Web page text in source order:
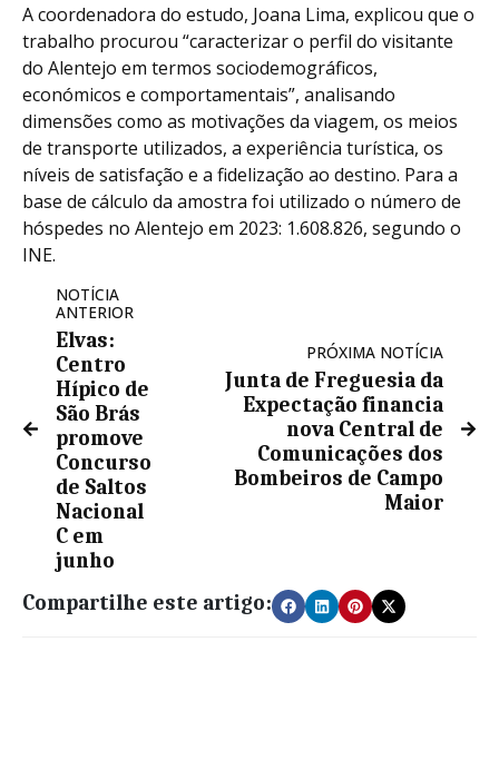
A coordenadora do estudo, Joana Lima, explicou que o
trabalho procurou “caracterizar o perfil do visitante
do Alentejo em termos sociodemográficos,
económicos e comportamentais”, analisando
dimensões como as motivações da viagem, os meios
de transporte utilizados, a experiência turística, os
níveis de satisfação e a fidelização ao destino. Para a
base de cálculo da amostra foi utilizado o número de
hóspedes no Alentejo em 2023: 1.608.826, segundo o
INE.
NOTÍCIA
ANTERIOR
Elvas:
Centro
Hípico de
São Brás
promove
Concurso
de Saltos
Nacional
C em
junho
PRÓXIMA NOTÍCIA
Junta de Freguesia da
Expectação financia
nova Central de
Comunicações dos
Bombeiros de Campo
Maior
Compartilhe este artigo: